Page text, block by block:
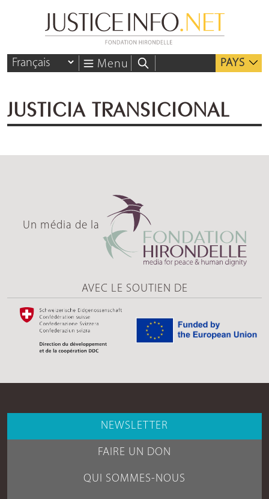
Menu PAYS
JUSTICIA TRANSICIONAL
Un média de la
AVEC LE SOUTIEN DE
NEWSLETTER
FAIRE UN DON
QUI SOMMES-NOUS